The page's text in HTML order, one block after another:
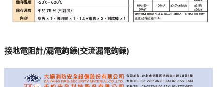
接地電阻計/漏電鉤錶(交流漏電鉤錶)